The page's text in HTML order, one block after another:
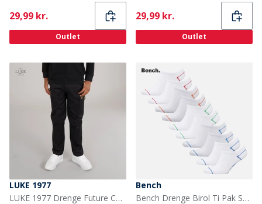
Current
29,99 kr.
Outlet
Current
29,99 kr.
Outlet
LUKE 1977
LUKE 1977 Drenge Future Cargobukser Sort
Bench
Bench Drenge Birol Ti Pak Sportsstrømper Hvid